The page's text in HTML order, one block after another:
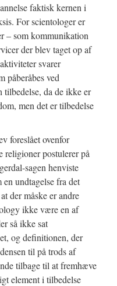
faktisk kernen i
For scientologer er
– som kommunikation
der blev taget op af
svarer
påberåbes ved
da de ikke er
men det er tilbedelse
foreslået ovenfor
postulerer på
sagen henviste
undtagelse fra det
der måske er andre
ikke være en af
så ikke sat
og definitionen, der
til på trods af
tilbage til at fremhæve
element i tilbedelse